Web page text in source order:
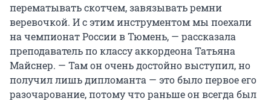
перематывать скотчем, завязывать ремни
веревочкой. И с этим инструментом мы поехали
на чемпионат России в Тюмень, — рассказала
преподаватель по классу аккордеона Татьяна
Майснер. — Там он очень достойно выступил, но
получил лишь дипломанта — это было первое его
разочарование, потому что раньше он всегда был